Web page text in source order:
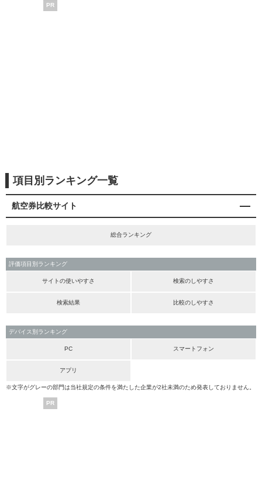
PR
項目別ランキング一覧
航空券比較サイト
総合ランキング
評価項目別ランキング
サイトの使いやすさ 検索のしやすさ
検索結果 比較のしやすさ
デバイス別ランキング
PC スマートフォン
アプリ
※文字がグレーの部門は当社規定の条件を満たした企業が2社未満のため発表しておりません。
PR